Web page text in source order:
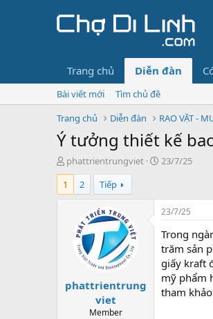
Trang chủ Diễn đàn
Bài viết mới
Tìm chủ đề
Trang chủ
Diễn đàn RAO VẶT -
Ý tưởng thiết kế
T
h
r
e
t
phattrientrungviet
N
y
g
i
23/7/25
1
2 Tiếp
phattrientrung
viet
Member
23/7/25
Trong
trăm sản
giấy kraft
mỹ phẩm
tham